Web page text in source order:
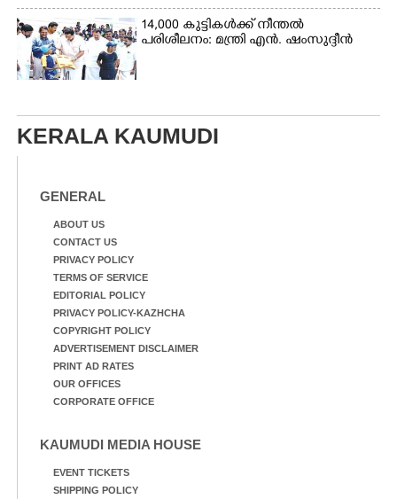
14,000 കുട്ടികൾക്ക് നീന്തൽ
പരിശീലനം: മന്ത്രി എൻ. ഷംസുദ്ദീൻ
KERALA KAUMUDI
GENERAL
ABOUT US
CONTACT US
PRIVACY POLICY
TERMS OF SERVICE
EDITORIAL POLICY
PRIVACY POLICY-KAZHCHA
COPYRIGHT POLICY
ADVERTISEMENT DISCLAIMER
PRINT AD RATES
OUR OFFICES
CORPORATE OFFICE
KAUMUDI MEDIA HOUSE
EVENT TICKETS
SHIPPING POLICY